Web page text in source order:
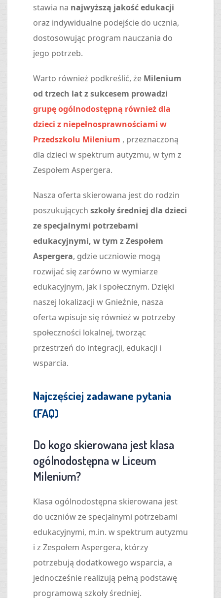
stawia na najwyższą jakość edukacji
oraz indywidualne podejście do ucznia,
dostosowując program nauczania do
jego potrzeb.
Warto również podkreślić, że Milenium
od trzech lat z sukcesem prowadzi
grupę ogólnodostępną również dla
dzieci z niepełnosprawnościami w
Przedszkolu Milenium , przeznaczoną
dla dzieci w spektrum autyzmu, w tym z
Zespołem Aspergera.
Nasza oferta skierowana jest do rodzin
poszukujących szkoły średniej dla dzieci
ze specjalnymi potrzebami
edukacyjnymi, w tym z Zespołem
Aspergera, gdzie uczniowie mogą
rozwijać się zarówno w wymiarze
edukacyjnym, jak i społecznym. Dzięki
naszej lokalizacji w Gnieźnie, nasza
oferta wpisuje się również w potrzeby
społeczności lokalnej, tworząc
przestrzeń do integracji, edukacji i
wsparcia.
Najczęściej zadawane pytania
(FAQ)
Do kogo skierowana jest klasa
ogólnodostępna w Liceum
Milenium?
Klasa ogólnodostępna skierowana jest
do uczniów ze specjalnymi potrzebami
edukacyjnymi, m.in. w spektrum autyzmu
i z Zespołem Aspergera, którzy
potrzebują dodatkowego wsparcia, a
jednocześnie realizują pełną podstawę
programową szkoły średniej.